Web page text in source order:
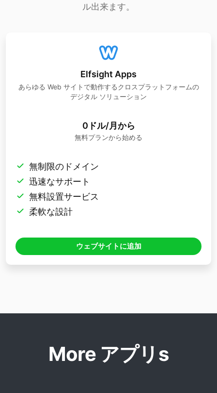
ル出来ます。
Elfsight Apps
あらゆる Web サイトで動作するクロスプラットフォームの
デジタル ソリューション
0ドル/月から
無料プランから始める
無制限のドメイン
迅速なサポート
無料設置サービス
柔軟な設計
ウェブサイトに追加
More アプリs